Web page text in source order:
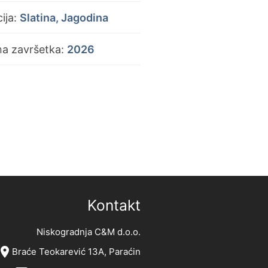
Slatina, Jagodina
završetka: 2026
Kontakt
Niskogradnja C&M d.o.o.
location_on Braće Teokarević 13A, Paraćin